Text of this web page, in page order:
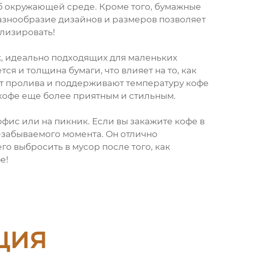
окружающей среде. Кроме того, бумажные
дизайнов и размеров позволяет
идеально подходящих для маленьких
и толщина бумаги, что влияет на то, как
пролива и поддерживают температуру кофе
еще более приятным и стильным.
или на пикник. Если вы закажите кофе в
момента. Он отлично
выбросить в мусор после того, как